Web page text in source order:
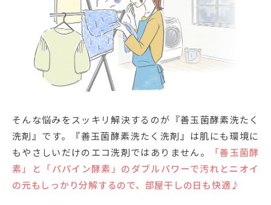
そんな悩みをスッキリ解決するのが『善玉菌酵素洗たく
洗剤』です。『善玉菌酵素洗たく洗剤』は肌にも環境に
もやさしいだけのエコ洗剤ではありません。
「善玉菌酵
素」と「パパイン酵素」のダブルパワーで汚れとニオイ
の元もしっかり分解するので、部屋干しの日も快適♪